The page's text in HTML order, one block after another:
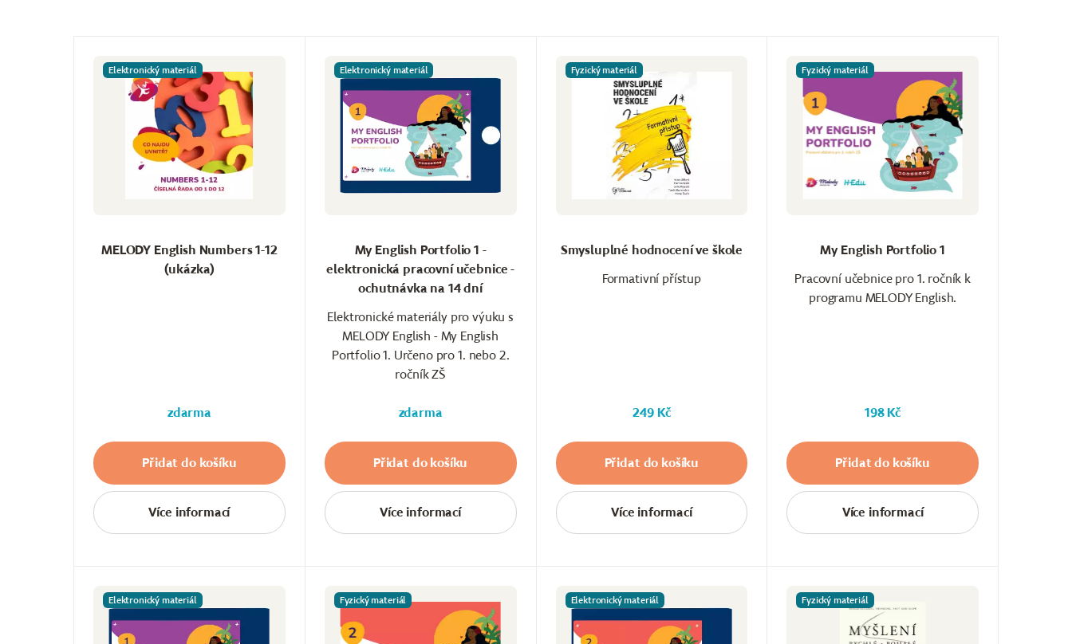
Elektronický materiál
MELODY English Numbers 1-12
(ukázka)
zdarma
Přidat do košíku
Více informací
Elektronický materiál
My English Portfolio 1 -
elektronická pracovní učebnice -
ochutnávka na 14 dní
Elektronické materiály pro výuku s
MELODY English - My English
Portfolio 1. Určeno pro 1. nebo 2.
ročník ZŠ
zdarma
Přidat do košíku
Více informací
Fyzický materiál
Smysluplné hodnocení ve škole
Formativní přístup
249 Kč
Přidat do košíku
Více informací
Fyzický materiál
My English Portfolio 1
Pracovní učebnice pro 1. ročník k
programu MELODY English.
198 Kč
Přidat do košíku
Více informací
Elektronický materiál Fyzický materiál Elektronický materiál Fyzický materiál